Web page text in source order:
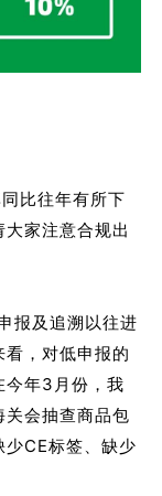
比往年有所下
家注意合规出
报及追溯以往进
，对低申报的
今年3月份，我
会抽查商品包
CE标签、缺少